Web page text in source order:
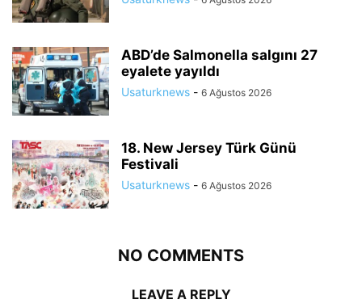
ABD’de Salmonella salgını 27
eyalete yayıldı
Usaturknews - 6 Ağustos 2026
18. New Jersey Türk Günü
Festivali
Usaturknews - 6 Ağustos 2026
NO COMMENTS
LEAVE A REPLY